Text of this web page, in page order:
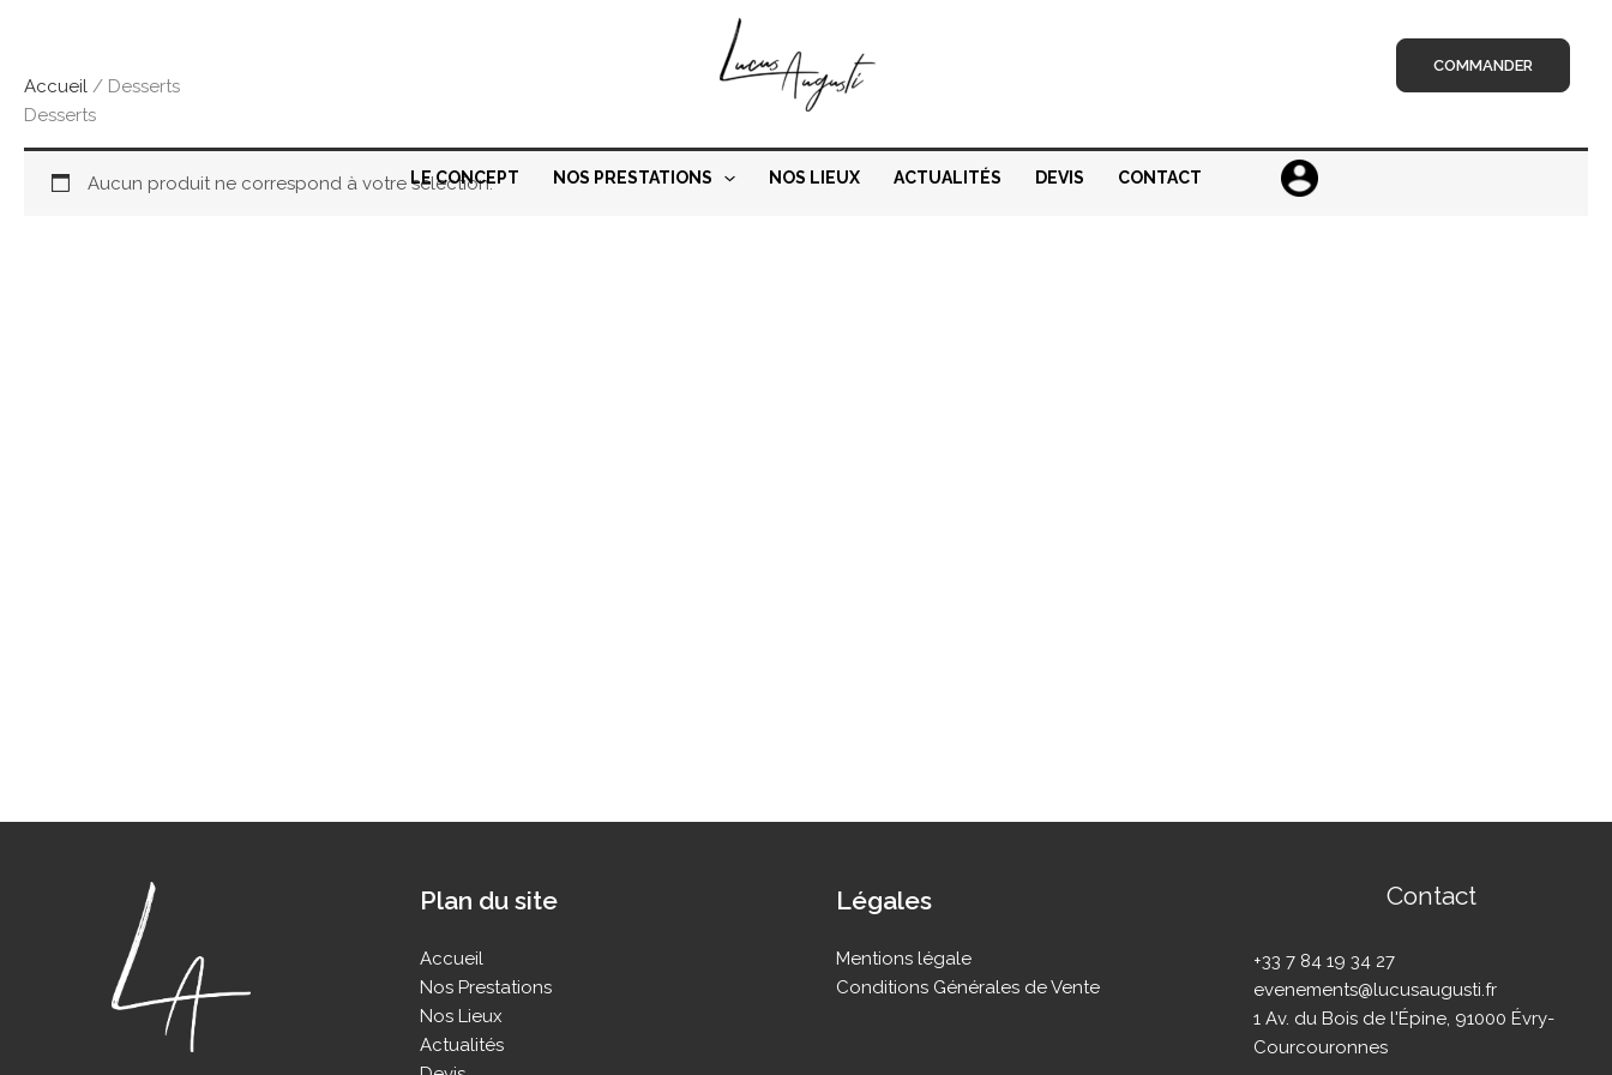
COMMANDER
LE CONCEPT NOS PRESTATIONS NOS LIEUX ACTUALITÉS DEVIS CONTACT
Accueil / Desserts
Desserts
Aucun produit ne correspond à votre sélection.
Plan du site
Accueil
Nos Prestations
Nos Lieux
Actualités
Légales
Mentions légale
Conditions Générales de Vente
Contact
+33 7 84 19 34 27
evenements@lucusaugusti.fr
1 Av. du Bois de l'Épine, 91000 Évry-
Courcouronnes